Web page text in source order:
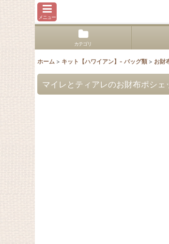
メニュー
カテゴリ
ホーム > キット【ハワイアン】- バッグ類 > お財
マイレとティアレのお財布ポシェ